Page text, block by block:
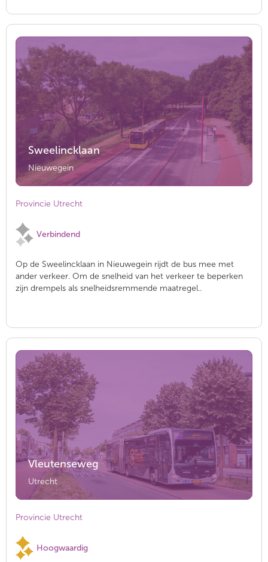
Sweelincklaan
Nieuwegein
Provincie Utrecht
Verbindend
Op de Sweelincklaan in Nieuwegein rijdt de bus mee met
ander verkeer. Om de snelheid van het verkeer te beperken
zijn drempels als snelheidsremmende maatregel..
Vleutenseweg
Utrecht
Provincie Utrecht
Hoogwaardig